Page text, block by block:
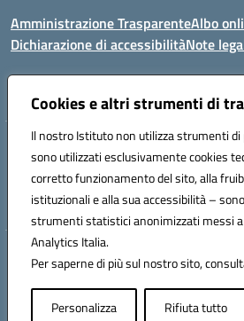
Cookies e altri strumenti di
Il nostro Istituto non utilizza strumenti
sono utilizzati esclusivamente cookies
corretto funzionamento del sito, alla
istituzionali e alla sua accessibilità –
strumenti statistici anonimizzati messi a
Analytics Italia.
Per saperne di più sul nostro sito,
Personalizza Rifiuta tutto
Amministrazione TrasparenteAlbo
Dichiarazione di accessibilitàNote
Codice fiscale: 81000450908 Codice
Telefono: 079714035 Fax: 079716128
Mail: SSIC80600X@istruzione.it PEC:
Hosting & Powered by 3D
Concept & Design by